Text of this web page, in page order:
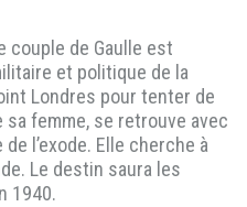
couple de Gaulle est
et politique de la
Londres pour tenter de
femme, se retrouve avec
l’exode. Elle cherche à
Le destin saura les
1940.